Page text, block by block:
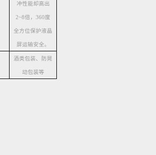
冲性能却高出
2~8倍，360度
全方位保护液晶
屏运输安全。
酒类包装、防晃
动包装等